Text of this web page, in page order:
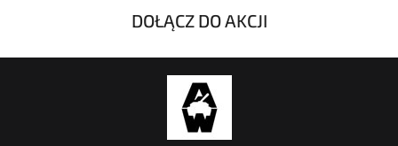
DOŁĄCZ DO AKCJI